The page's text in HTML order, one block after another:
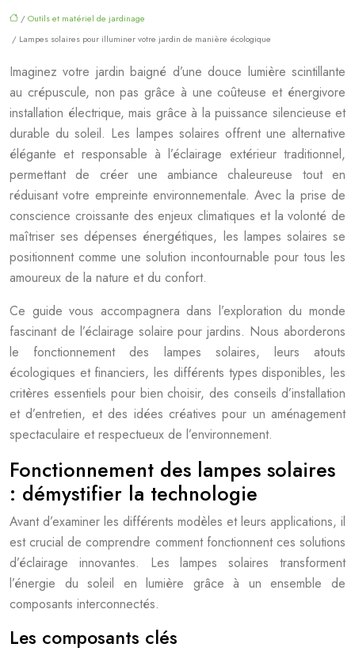
/Outils et matériel de jardinage
/ Lampes solaires pour illuminer votre jardin de manière écologique
Imaginez votre jardin baigné d’une douce lumière scintillante
au crépuscule, non pas grâce à une coûteuse et énergivore
installation électrique, mais grâce à la puissance silencieuse et
durable du soleil. Les lampes solaires offrent une alternative
élégante et responsable à l’éclairage extérieur traditionnel,
permettant de créer une ambiance chaleureuse tout en
réduisant votre empreinte environnementale. Avec la prise de
conscience croissante des enjeux climatiques et la volonté de
maîtriser ses dépenses énergétiques, les lampes solaires se
positionnent comme une solution incontournable pour tous les
amoureux de la nature et du confort.
Ce guide vous accompagnera dans l’exploration du monde
fascinant de l’éclairage solaire pour jardins. Nous aborderons
le fonctionnement des lampes solaires, leurs atouts
écologiques et financiers, les différents types disponibles, les
critères essentiels pour bien choisir, des conseils d’installation
et d’entretien, et des idées créatives pour un aménagement
spectaculaire et respectueux de l’environnement.
Fonctionnement des lampes solaires
: démystifier la technologie
Avant d’examiner les différents modèles et leurs applications, il
est crucial de comprendre comment fonctionnent ces solutions
d’éclairage innovantes. Les lampes solaires transforment
l’énergie du soleil en lumière grâce à un ensemble de
composants interconnectés.
Les composants clés